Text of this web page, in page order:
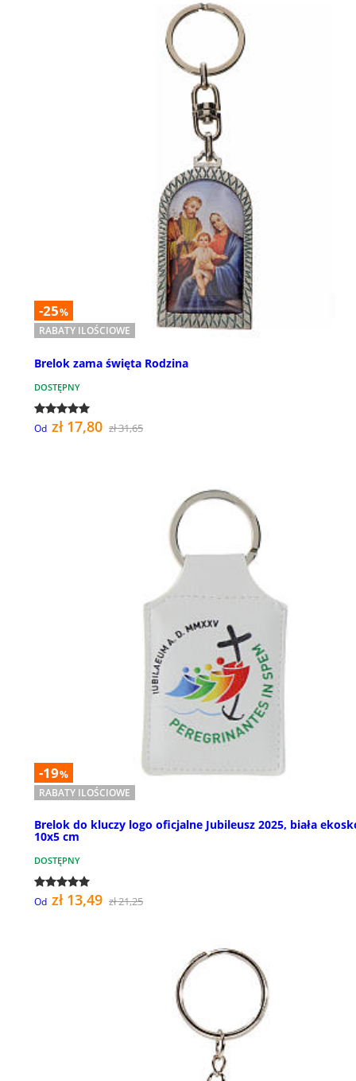
-25%
RABATY ILOŚCIOWE
Brelok zama święta Rodzina
DOSTĘPNY
Od zł 17,80 zł 31,65
-19%
RABATY ILOŚCIOWE
Brelok do kluczy logo oficjalne Jubileusz 2025, biała
10x5 cm
DOSTĘPNY
Od zł 13,49 zł 21,25